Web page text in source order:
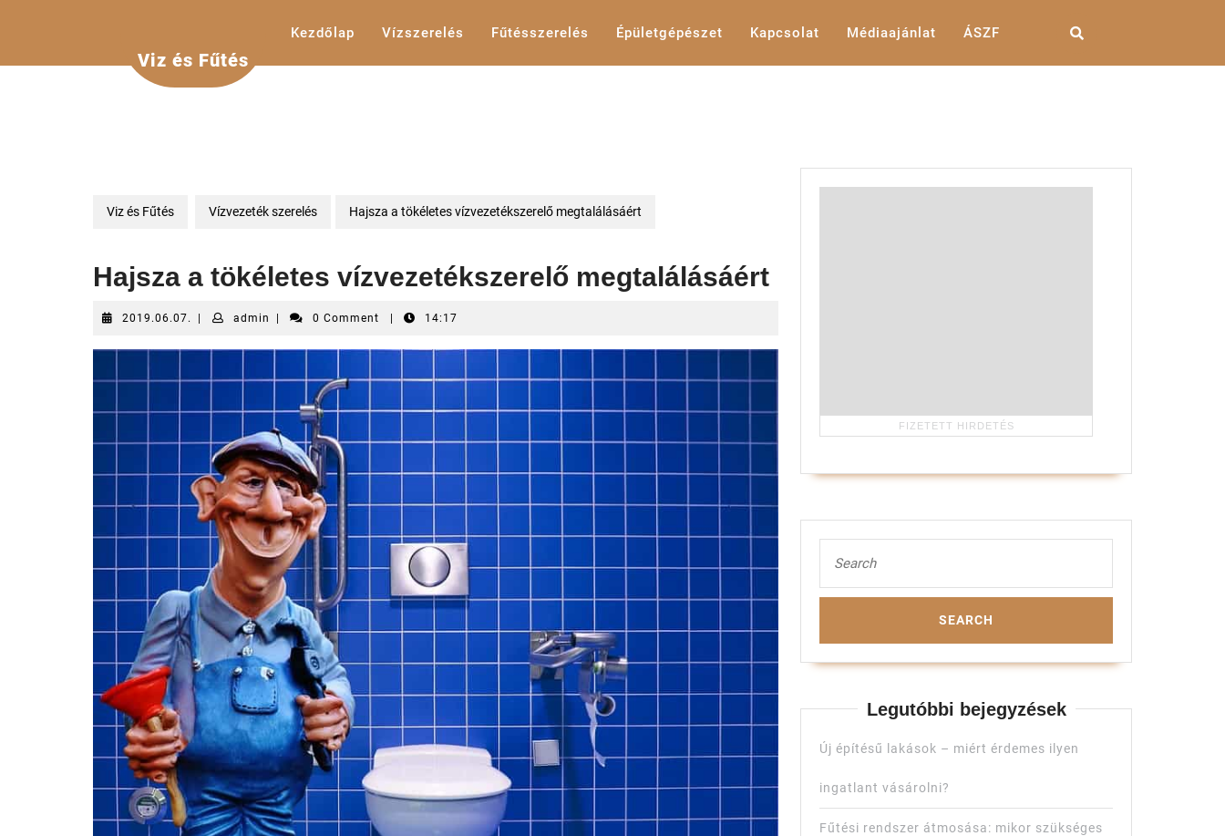
Viz és Fűtés
Kezdőlap Vízszerelés Fűtésszerelés Épületgépészet Kapcsolat Médiaajánlat ÁSZF
Viz és Fűtés Vízvezeték szerelés Hajsza a tökéletes vízvezetékszerelő megtalálásáért
Hajsza a tökéletes vízvezetékszerelő megtalálásáért
2019.06.07. 2019.06.07.
admin admin 0 Comment 14:17
for:
Legutóbbi bejegyzések
Új építésű lakások – miért érdemes ilyen
ingatlant vásárolni?
Fűtési rendszer átmosása: mikor szükséges